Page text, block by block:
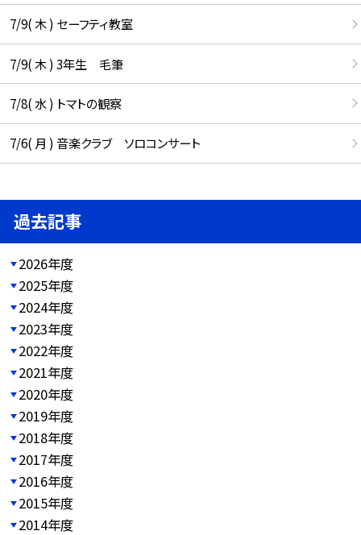
7/9( 木 ) セーフティ教室
7/9( 木 ) 3年生 毛筆
7/8( 水 ) トマトの観察
7/6( 月 ) 音楽クラブ ソロコンサート
過去記事
2026年度
2025年度
2024年度
2023年度
2022年度
2021年度
2020年度
2019年度
2018年度
2017年度
2016年度
2015年度
2014年度